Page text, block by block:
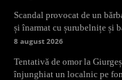
Scandal provocat de un
și înarmat cu șurubelnițe și
8 august 2026
Tentativă de omor la
înjunghiat un localnic pe